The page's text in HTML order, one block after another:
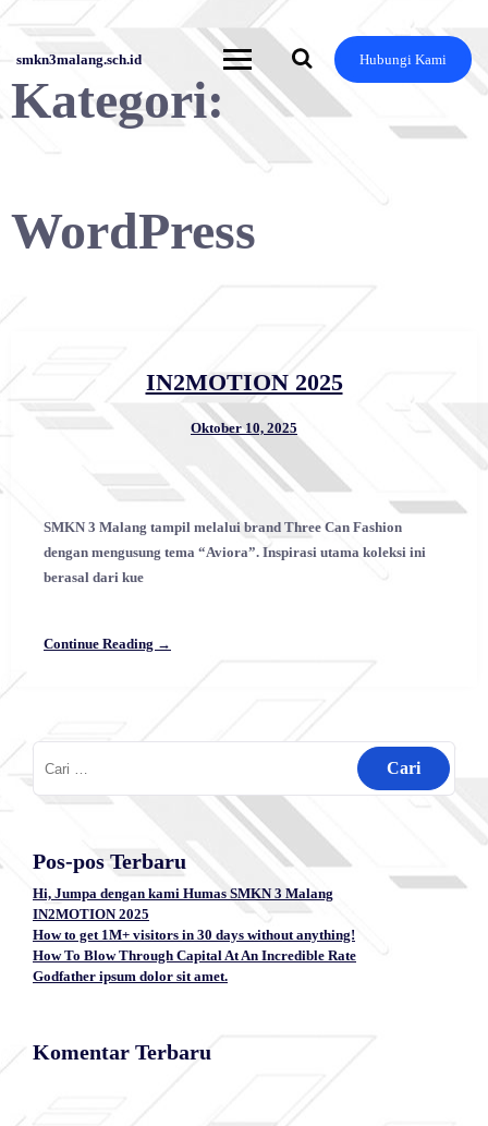
Skip
content
smkn3malang.sch.id Hubungi Kami
Kategori:
WordPress
IN2MOTION 2025
Oktober 10, 2025
SMKN 3 Malang tampil melalui brand Three Can Fashion
dengan mengusung tema “Aviora”. Inspirasi utama koleksi ini
berasal dari kue
Continue Reading →
untuk:
Pos-pos Terbaru
Hi, Jumpa dengan kami Humas SMKN 3 Malang
IN2MOTION 2025
How to get 1M+ visitors in 30 days without anything!
How To Blow Through Capital At An Incredible Rate
Godfather ipsum dolor sit amet.
Komentar Terbaru